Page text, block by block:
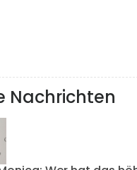
Nachrichten